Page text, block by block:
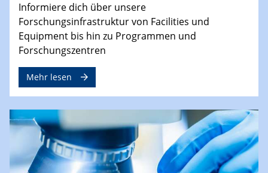
Informiere dich über unsere
Forschungsinfrastruktur von Facilities und
Equipment bis hin zu Programmen und
Forschungszentren
Mehr lesen